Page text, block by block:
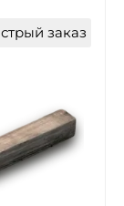
заказ